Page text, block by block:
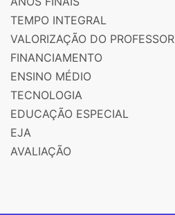
TEMPO INTEGRAL
VALORIZAÇÃO DO PROFESSOR
FINANCIAMENTO
ENSINO MÉDIO
TECNOLOGIA
EDUCAÇÃO ESPECIAL
EJA
AVALIAÇÃO